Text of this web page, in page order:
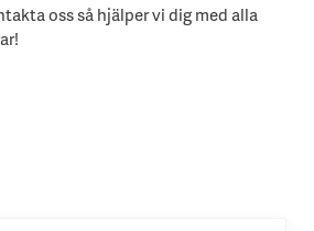
oss så hjälper vi dig med alla